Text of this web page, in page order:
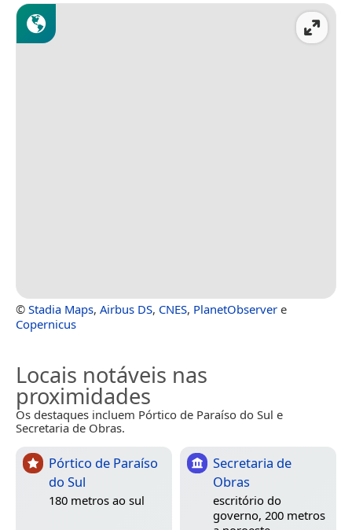
© Stadia Maps, Airbus DS, CNES, PlanetObserver e
Copernicus
Locais notáveis nas
proximidades
Os destaques incluem Pórtico de Paraíso do Sul e
Secretaria de Obras.
Pórtico de Paraíso
do Sul
180 metros ao sul
Secretaria de
Obras
escritório do
governo, 200 metros